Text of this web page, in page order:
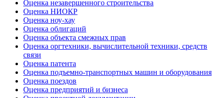
Оценка незавершенного строительства
Оценка НИОКР
Оценка ноу-хау
Оценка облигаций
Оценка объекта смежных прав
Оценка оргтехники, вычислительной техники, средств
связи
Оценка патента
Оценка подъемно-транспортных машин и оборудования
Оценка поездов
Оценка предприятий и бизнеса